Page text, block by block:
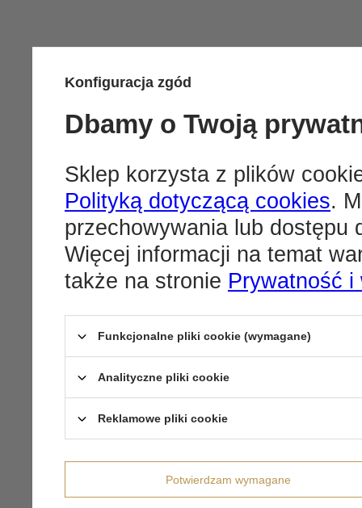
Konfiguracja zgód
Dbamy o Twoją
Sklep korzysta z plików
Polityką dotyczącą cookies.
przechowywania lub dostępu
Więcej informacji na temat
także na stronie Prywatność i
Funkcjonalne pliki cookie (wymagane)
Analityczne pliki cookie
Reklamowe pliki cookie
Potwierdzam wymagane